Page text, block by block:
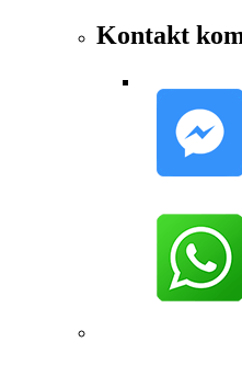
Kontakt